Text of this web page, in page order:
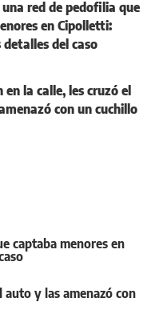
red de pedofilia que
en Cipolletti:
del caso
la calle, les cruzó el
con un cuchillo
captaba menores en
auto y las amenazó con